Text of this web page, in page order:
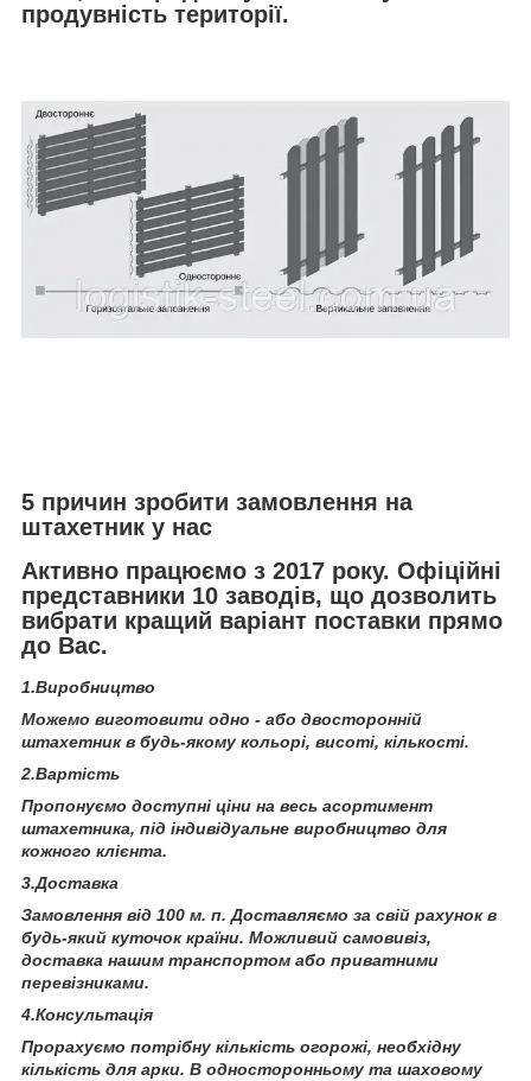
продувність території.
5 причин зробити замовлення на
штахетник у нас
Активно працюємо з 2017 року. Офіційні
представники 10 заводів, що дозволить
вибрати кращий варіант поставки прямо
до Вас.
1.Виробництво
Можемо виготовити одно - або двосторонній
штахетник в будь-якому кольорі, висоті, кількості.
2.Вартість
Пропонуємо доступні ціни на весь асортимент
штахетника, під індивідуальне виробництво для
кожного клієнта.
3.Доставка
Замовлення від 100 м. п. Доставляємо за свій рахунок в
будь-який куточок країни. Можливий самовивіз,
доставка нашим транспортом або приватними
перевізниками.
4.Консультація
Прорахуємо потрібну кількість огорожі, необхідну
кількість для арки. В односторонньому та шаховому